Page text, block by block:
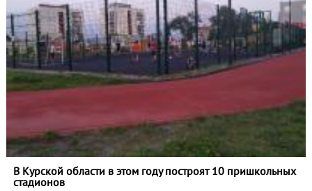
В Курской области в этом году построят 10 пришкольных
стадионов